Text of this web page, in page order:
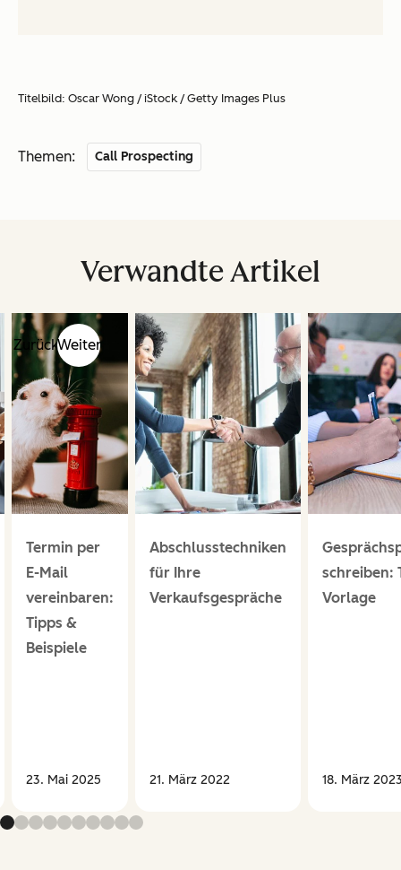
Titelbild: Oscar Wong / iStock / Getty Images Plus
Themen: Call Prospecting
Verwandte Artikel
ZurückWeiter
Termin per
E-Mail
vereinbaren:
Tipps &
Beispiele
23. Mai 2025
Abschlusstechniken
für Ihre
Verkaufsgespräche
21. März 2022
schreiben:
Vorlage
18. März